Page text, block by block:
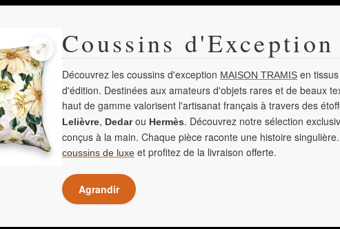
Coussins d'Exception
Découvrez les coussins d'exception MAISON TRAMIS en
d'édition. Destinées aux amateurs d'objets rares et de beaux
haut de gamme valorisent l'artisanat français à travers des
Lelièvre, Dedarou Hermès. Découvrez notre sélection
conçus à la main. Chaque pièce raconte une histoire
coussins de luxe et profitez de la livraison offerte.
Agrandir